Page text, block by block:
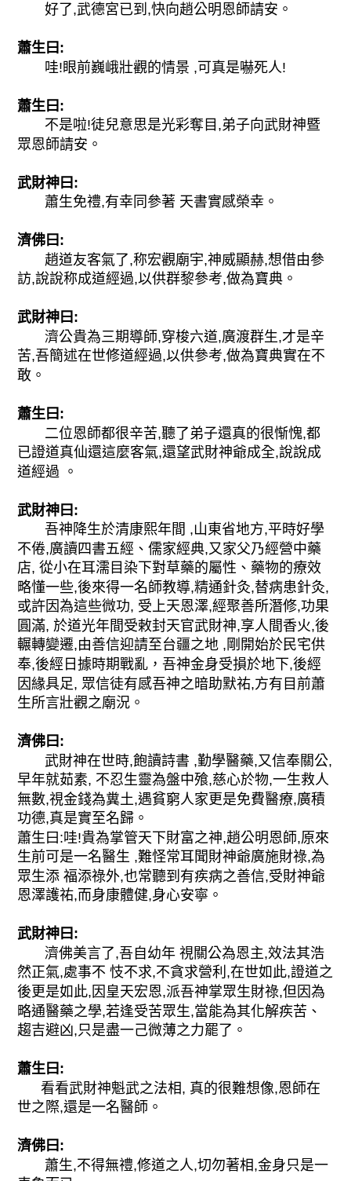
好了,武德宮已到,快向趙公明恩師請安。
蕭生曰:
哇!眼前巍峨壯觀的情景 ,可真是嚇死人!
蕭生曰:
不是啦!徒兒意思是光彩奪目,弟子向武財神暨
眾恩師請安。
武財神曰:
蕭生免禮,有幸同參著 天書實感榮幸。
濟佛曰:
趙道友客氣了,称宏觀廟宇,神威顯赫,想借由參
訪,說說称成道經過,以供群黎參考,做為寶典。
武財神曰:
濟公貴為三期導師,穿梭六道,廣渡群生,才是辛
苦,吾簡述在世修道經過,以供參考,做為寶典實在不
敢。
蕭生曰:
二位恩師都很辛苦,聽了弟子還真的很惭愧,都
已證道真仙還這麼客氣,還望武財神爺成全,說說成
道經過 。
武財神曰:
吾神降生於清康熙年間 ,山東省地方,平時好學
不倦,廣讀四書五經、儒家經典,又家父乃經營中藥
店, 從小在耳濡目染下對草藥的屬性、藥物的療效
略懂一些,後來得一名師教導,精通針灸,替病患針灸,
或許因為這些微功, 受上天恩澤,經聚善所潛修,功果
圓滿, 於道光年間受敕封天官武財神,享人間香火,後
輾轉變遷,由善信迎請至台疆之地 ,剛開始於民宅供
奉,後經日據時期戰亂，吾神金身受損於地下,後經
因緣具足, 眾信徒有感吾神之暗助默祐,方有目前蕭
生所言壯觀之廟況。
濟佛曰:
武財神在世時,飽讀詩書 ,勤學醫藥,又信奉關公,
早年就茹素, 不忍生靈為盤中飱,慈心於物,一生救人
無數,視金錢為糞土,遇貧窮人家更是免費醫療,廣積
功德,真是實至名歸。
蕭生曰:哇!貴為掌管天下財富之神,趙公明恩師,原來
生前可是一名醫生 ,難怪常耳聞財神爺廣施財祿,為
眾生添 福添祿外,也常聽到有疾病之善信,受財神爺
恩澤護祐,而身康體健,身心安寧。
武財神曰:
濟佛美言了,吾自幼年 視關公為恩主,效法其浩
然正氣,處事不 忮不求,不貪求營利,在世如此,證道之
後更是如此,因皇天宏恩,派吾神掌眾生財祿,但因為
略通醫藥之學,若逢受苦眾生,當能為其化解疾苦、
趨吉避凶,只是盡一己微薄之力罷了。
蕭生曰:
看看武財神魁武之法相, 真的很難想像,恩師在
世之際,還是一名醫師。
濟佛曰:
蕭生,不得無禮,修道之人,切勿著相,金身只是一